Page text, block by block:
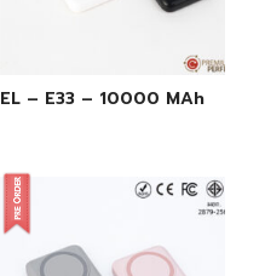
EL – E33 – 10000 MAh